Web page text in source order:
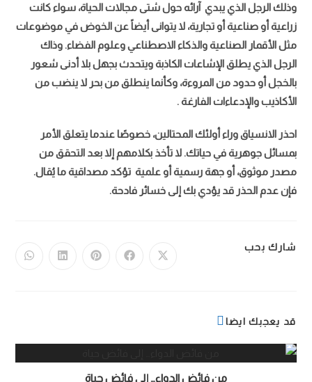
إسبانيا تحقق بطولة كأس العالم للمرة الثانية بعد فوز ساحق
وسيطرة تامة على المباراة
وذلك الرجل الذي يبدي آرائه حول شتى مجالات الحياة، سواء كانت
زراعية أو صناعية أو تجارية، لا يتوانى أيضاً عن الخوض في موضوعات
مثل الأقمار الصناعية والذكاء الاصطناعي وعلوم الفضاء. وذاك
الرجل الذي يطلق الإشاعات الكاذبة ويتحدث بجهل بلا أدنى شعور
بالخجل أو حدود من المروءة، وكأنما ينطلق من بحر لا ينضب من
الأكاذيب والإدعاءات الفارغة .
احذر الانسياق وراء أولئك المحتالين، خصوصًا عندما يتعلق الأمر
بمسائل جوهرية في حياتك. لا تأخذ بكلامهم إلا بعد التحقق من
مصدر موثوق، أو جهة رسمية أو علمية تؤكد مصداقية ما يُقال.
فإن عدم الحذر قد يؤدي بك إلى خسائر فادحة.
شارك بحب
قد يعجبك ايضا
من فائض الدواء… إلى فائض حياة